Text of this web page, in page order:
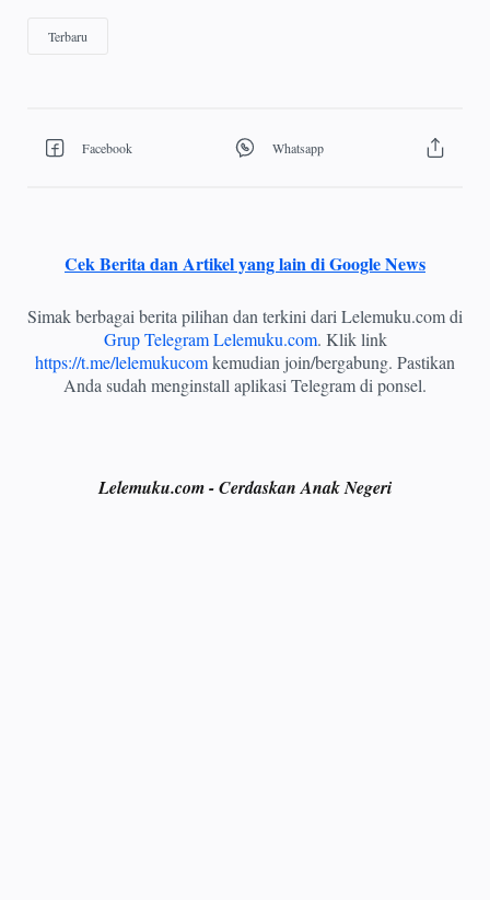
Cek Berita dan Artikel yang lain di Google News
Simak berbagai berita pilihan dan terkini dari Lelemuku.com di
Grup Telegram Lelemuku.com. Klik link
https://t.me/lelemukucomkemudian join/bergabung. Pastikan
Anda sudah menginstall aplikasi Telegram di ponsel.
Lelemuku.com - Cerdaskan Anak Negeri